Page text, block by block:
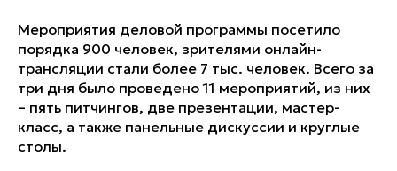
Мероприятия деловой программы посетило
порядка 900 человек, зрителями онлайн-
трансляции стали более 7 тыс. человек. Всего за
три дня было проведено 11 мероприятий, из них
– пять питчингов, две презентации, мастер-
класс, а также панельные дискуссии и круглые
столы.